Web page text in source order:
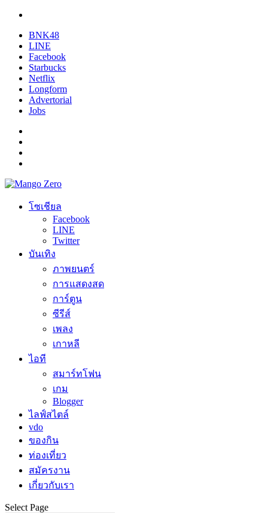
BNK48
LINE
Facebook
Starbucks
Netflix
Longform
Advertorial
Jobs
โซเชียล
Facebook
LINE
Twitter
บันเทิง
ภาพยนตร์
การแสดงสด
การ์ตูน
ซีรีส์
เพลง
เกาหลี
ไอที
สมาร์ทโฟน
เกม
Blogger
ไลฟ์สไตล์
vdo
ของกิน
ท่องเที่ยว
สมัครงาน
เกี่ยวกับเรา
Select Page